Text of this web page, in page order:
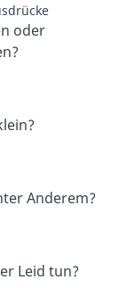
oder
Anderem?
Leid tun?